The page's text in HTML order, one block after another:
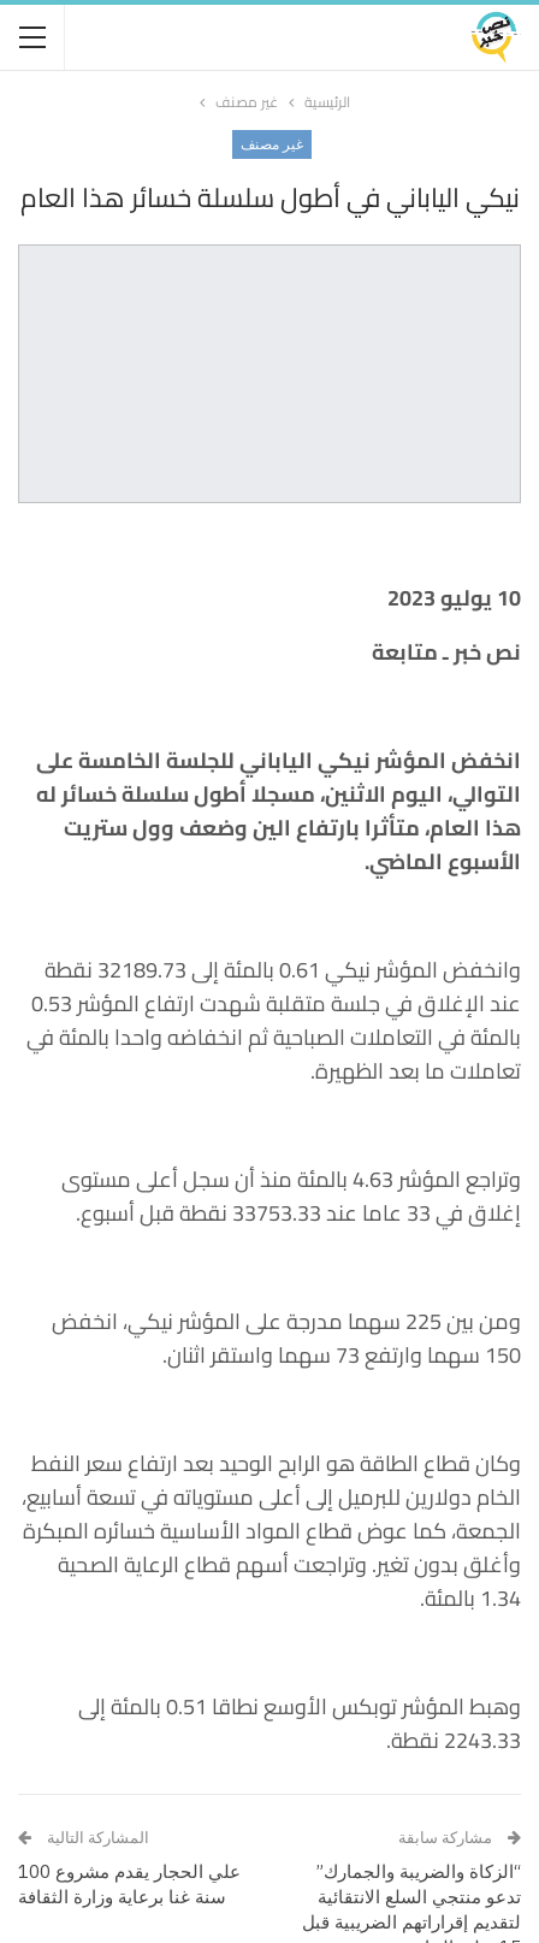
الرئيسية غير مصنف
غير مصنف
نيكي الياباني في أطول سلسلة خسائر هذا العام
10 يوليو 2023
نص خبر ـ متابعة
انخفض المؤشر نيكي الياباني للجلسة الخامسة على
التوالي، اليوم الاثنين، مسجلا أطول سلسلة خسائر له
هذا العام، متأثرا بارتفاع الين وضعف وول ستريت
الأسبوع الماضي.
وانخفض المؤشر نيكي 0.61 بالمئة إلى 32189.73 نقطة
عند الإغلاق في جلسة متقلبة شهدت ارتفاع المؤشر 0.53
بالمئة في التعاملات الصباحية ثم انخفاضه واحدا بالمئة في
تعاملات ما بعد الظهيرة.
وتراجع المؤشر 4.63 بالمئة منذ أن سجل أعلى مستوى
إغلاق في 33 عاما عند 33753.33 نقطة قبل أسبوع.
ومن بين 225 سهما مدرجة على المؤشر نيكي، انخفض
150 سهما وارتفع 73 سهما واستقر اثنان.
وكان قطاع الطاقة هو الرابح الوحيد بعد ارتفاع سعر النفط
الخام دولارين للبرميل إلى أعلى مستوياته في تسعة أسابيع،
الجمعة، كما عوض قطاع المواد الأساسية خسائره المبكرة
وأغلق بدون تغير. وتراجعت أسهم قطاع الرعاية الصحية
1.34 بالمئة.
وهبط المؤشر توبكس الأوسع نطاقا 0.51 بالمئة إلى
2243.33 نقطة.
مشاركة سابقة
“الزكاة والضريبة والجمارك”
تدعو منتجي السلع الانتقائية
لتقديم إقراراتهم الضريبية قبل
المشاركة التالية
علي الحجار يقدم مشروع 100
سنة غنا برعاية وزارة الثقافة